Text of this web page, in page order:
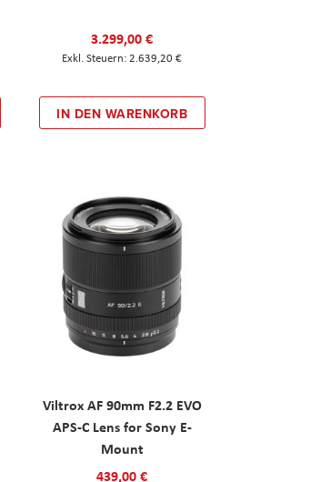
3.299,00 €
2.639,20 €
IN DEN WARENKORB
Viltrox AF 90mm F2.2 EVO
APS-C Lens for Sony E-
Mount
439,00 €